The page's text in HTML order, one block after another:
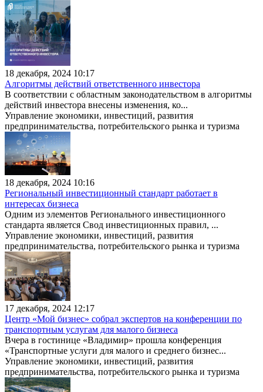
18 декабря, 2024 10:17
Алгоритмы действий ответственного инвестора
В соответствии с областным законодательством в алгоритмы
действий инвестора внесены изменения, ко...
Управление экономики, инвестиций, развития
предпринимательства, потребительского рынка и туризма
18 декабря, 2024 10:16
Региональный инвестиционный стандарт работает в
интересах бизнеса
Одним из элементов Регионального инвестиционного
стандарта является Свод инвестиционных правил, ...
Управление экономики, инвестиций, развития
предпринимательства, потребительского рынка и туризма
17 декабря, 2024 12:17
Центр «Мой бизнес» собрал экспертов на конференции по
транспортным услугам для малого бизнеса
Вчера в гостинице «Владимир» прошла конференция
«Транспортные услуги для малого и среднего бизнес...
Управление экономики, инвестиций, развития
предпринимательства, потребительского рынка и туризма